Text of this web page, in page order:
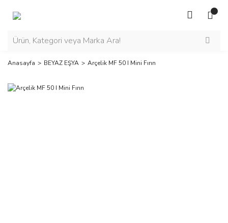
Anasayfa BEYAZ EŞYA Arçelik MF 50 I Mini Fırın